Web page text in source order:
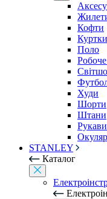
Кофти
Куртки
Поло
Худи
Шорти
Штани
STANLEY
Каталог